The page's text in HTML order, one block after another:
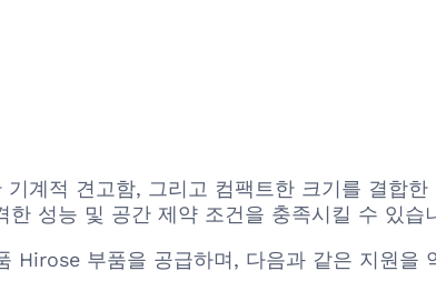
계적 견고함, 그리고 컴팩트한 크기를 결합
성능 및 공간 제약 조건을 충족시킬 수 있습
Hirose 부품을 공급하며, 다음과 같은 지원을